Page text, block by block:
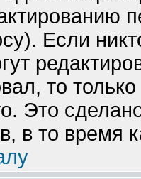
Если
то
Это
в то время